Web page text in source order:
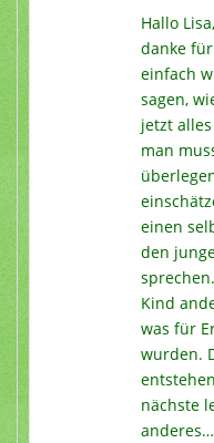
Hallo Lisa,
danke
einfach
sagen,
jetzt
man
einen
den
Kind
was für
wurden.
nächste
anderes…